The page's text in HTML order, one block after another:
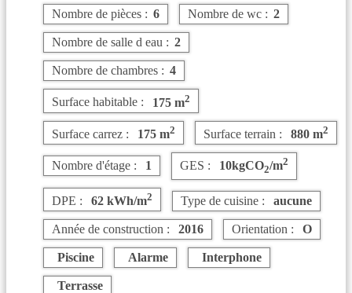
Nombre de pièces : 6 Nombre de wc : 2
Nombre de salle d eau : 2
Nombre de chambres : 4
Surface habitable : 175 m2
Surface carrez : 175 m2 Surface terrain : 880 m2
Nombre d'étage : 1 GES : 10kgCO2/m2
DPE : 62 kWh/m2 Type de cuisine : aucune
Année de construction : 2016 Orientation : O
Piscine Alarme Interphone
Terrasse